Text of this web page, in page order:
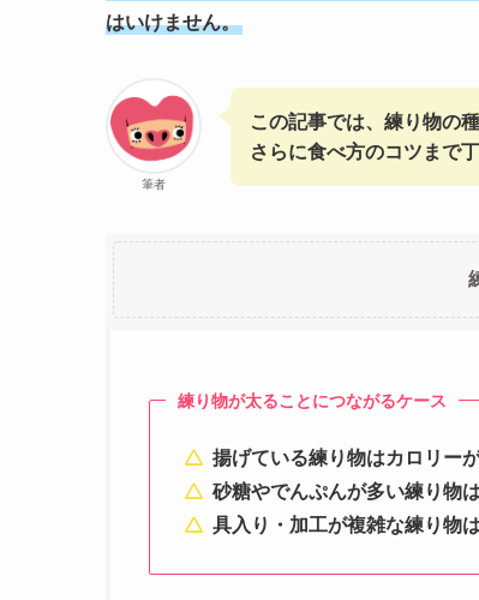
はいけません。
筆者
この記事では、練り物の
さらに食べ方のコツまで
練り物が太ることにつながるケース
揚げている練り物はカロリー
砂糖やでんぷんが多い練り物
具入り・加工が複雑な練り物